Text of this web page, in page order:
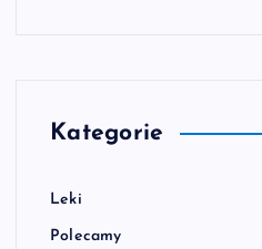
Kategorie
Leki
Polecamy